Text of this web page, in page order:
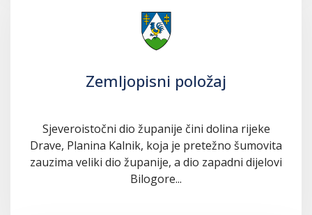
Zemljopisni položaj
Sjeveroistočni dio županije čini dolina rijeke
Drave, Planina Kalnik, koja je pretežno šumovita
zauzima veliki dio županije, a dio zapadni dijelovi
Bilogore...